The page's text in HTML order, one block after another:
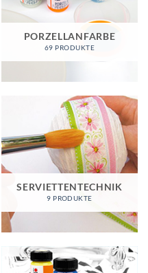
PORZELLANFARBE
69 PRODUKTE
SERVIETTENTECHNIK
9 PRODUKTE